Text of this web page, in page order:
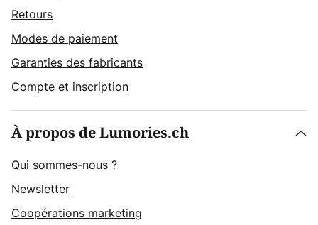
Retours
Modes de paiement
Garanties des fabricants
Compte et inscription
À propos de Lumories.ch
Qui sommes-nous ?
Newsletter
Coopérations marketing